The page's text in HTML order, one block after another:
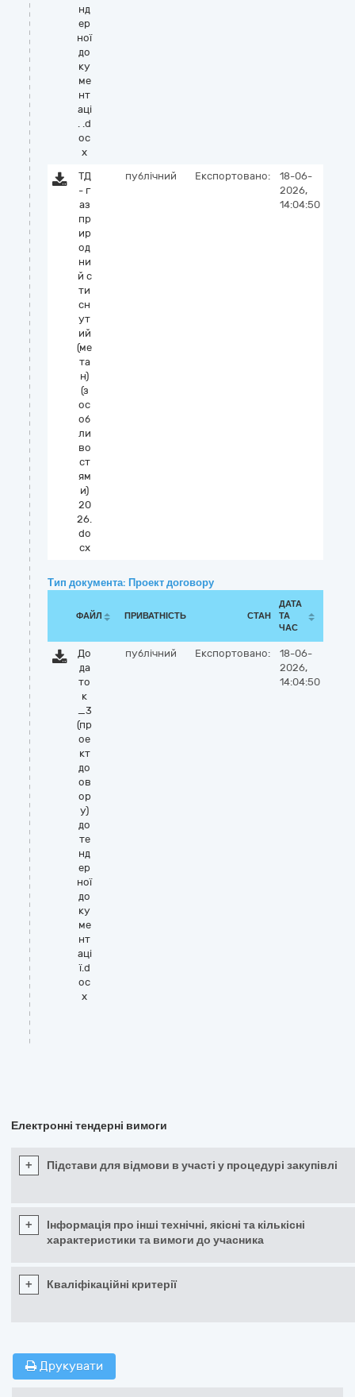
нд
ер
ної
до
ку
ме
нт
аці
. .d
oc
x
ТД
- г
аз
пр
ир
од
ни
й с
ти
сн
ут
ий
(ме
та
н)
(з
ос
об
ли
во
ст
ям
и)
20
26.
do
cx
публічний Експортовано:
18-06-
2026,
14:04:50
Тип документа: Проект договору
ФАЙЛ ПРИВАТНІСТЬ СТАН
ДАТА
ТА
ЧАС
До
да
то
к
_3
(пр
ое
кт
до
ов
ор
у)
до
те
нд
ер
ної
до
ку
ме
нт
аці
ї.d
oc
x
публічний Експортовано:
18-06-
2026,
14:04:50
Електронні тендерні вимоги
+ Підстави для відмови в участі у процедурі закупівлі
+
Інформація про інші технічні, якісні та кількісні
характеристики та вимоги до учасника
+ Кваліфікаційні критерії
Друкувати